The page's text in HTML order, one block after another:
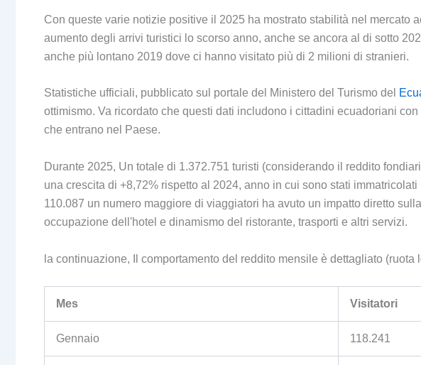
Con queste varie notizie positive il 2025 ha mostrato stabilità nel mercato
aumento degli arrivi turistici lo scorso anno, anche se ancora al di sotto
anche più lontano 2019 dove ci hanno visitato più di 2 milioni di stranieri.
Statistiche ufficiali, pubblicato sul portale del Ministero del Turismo del
ottimismo. Va ricordato che questi dati includono i cittadini ecuadoriani
che entrano nel Paese.
Durante 2025, Un totale di 1.372.751 turisti (considerando il reddito
una crescita di +8,72% rispetto al 2024, anno in cui sono stati
110.087 un numero maggiore di viaggiatori ha avuto un impatto diretto
occupazione dell'hotel e dinamismo del ristorante, trasporti e altri servizi.
la continuazione, Il comportamento del reddito mensile è dettagliato
Mes Visitatori
Gennaio 118.241